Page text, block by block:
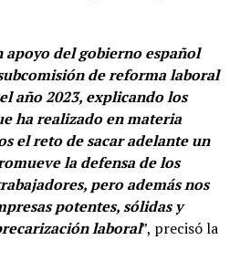
apoyo del gobierno español
de reforma laboral
año 2023, explicando los
ha realizado en materia
el reto de sacar adelante un
la defensa de los
pero además nos
potentes, sólidas y
laboral”, precisó la